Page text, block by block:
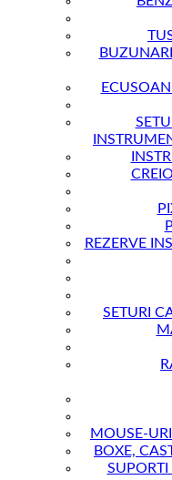
REZERVE
SETURI
MOUSE-
BOXE,